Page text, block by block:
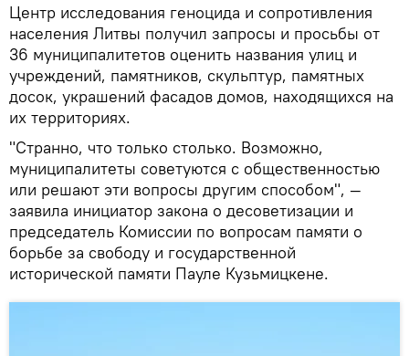
Центр исследования геноцида и сопротивления
населения Литвы получил запросы и просьбы от
36 муниципалитетов оценить названия улиц и
учреждений, памятников, скульптур, памятных
досок, украшений фасадов домов, находящихся на
их территориях.
"Странно, что только столько. Возможно,
муниципалитеты советуются с общественностью
или решают эти вопросы другим способом", —
заявила инициатор закона о десоветизации и
председатель Комиссии по вопросам памяти о
борьбе за свободу и государственной
исторической памяти Пауле Кузьмицкене.